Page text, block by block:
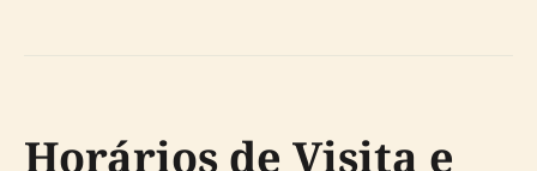
Horários de Visita e